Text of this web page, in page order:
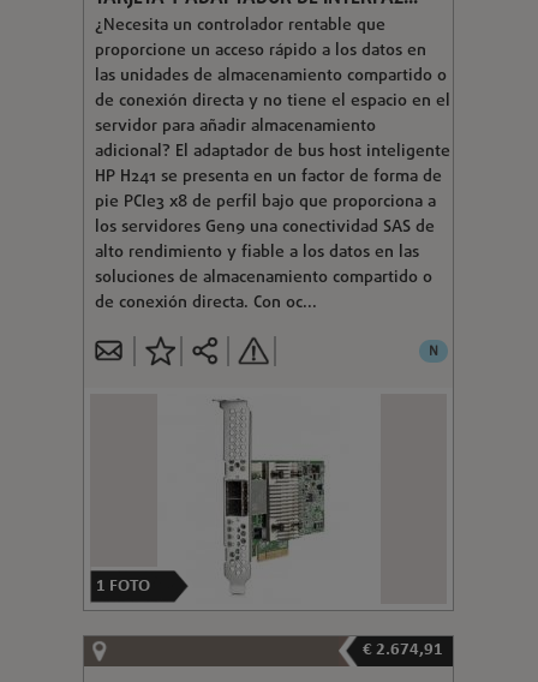
¿Necesita un controlador rentable que
proporcione un acceso rápido a los datos en
las unidades de almacenamiento compartido o
de conexión directa y no tiene el espacio en el
servidor para añadir almacenamiento
adicional? El adaptador de bus host inteligente
HP H241 se presenta en un factor de forma de
pie PCIe3 x8 de perfil bajo que proporciona a
los servidores Gen9 una conectividad SAS de
alto rendimiento y fiable a los datos en las
soluciones de almacenamiento compartido o
de conexión directa. Con oc...
N
1 FOTO
€ 2.674,91